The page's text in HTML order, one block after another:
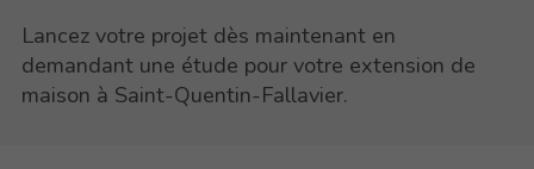
Lancez votre projet dès maintenant en
demandant une étude pour votre extension de
maison à Saint-Quentin-Fallavier.